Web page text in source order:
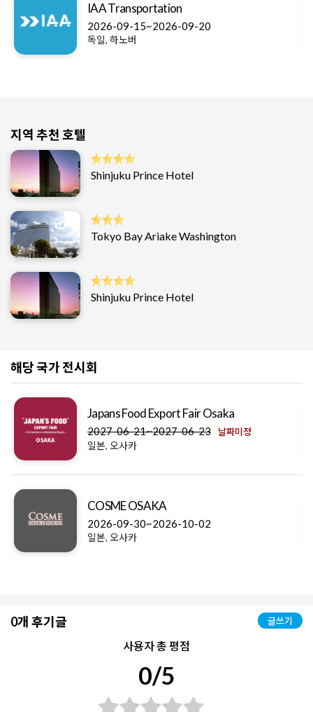
IAA Transportation
2026-09-15~2026-09-20
독일, 하노버
지역 추천 호텔
Shinjuku Prince Hotel
Tokyo Bay Ariake Washington
Shinjuku Prince Hotel
해당 국가 전시회
Japans Food Export Fair Osaka
2027-06-21~2027-06-23 날짜미정
일본, 오사카
COSME OSAKA
2026-09-30~2026-10-02
일본, 오사카
0개 후기글 글쓰기
사용자 총 평점
0/5